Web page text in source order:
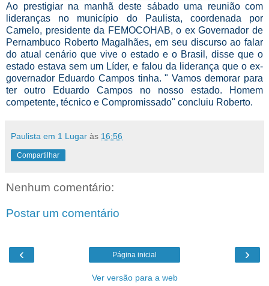
Ao prestigiar na manhã deste sábado uma reunião com
lideranças no município do Paulista, coordenada por
Camelo, presidente da FEMOCOHAB, o ex Governador de
Pernambuco Roberto Magalhães, em seu discurso ao falar
do atual cenário que vive o estado e o Brasil, disse que o
estado estava sem um Líder, e falou da liderança que o ex-
governador Eduardo Campos tinha. " Vamos demorar para
ter outro Eduardo Campos no nosso estado. Homem
competente, técnico e Compromissado" concluiu Roberto.
Paulista em 1 Lugar às 16:56
Compartilhar
Nenhum comentário:
Postar um comentário
‹ ›
Página inicial
Ver versão para a web